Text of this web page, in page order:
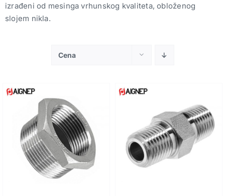
Grejalice
Pneumatski priključci
izrađeni od mesinga vrhunskog kvaliteta, obloženog
slojem nikla.
Cena